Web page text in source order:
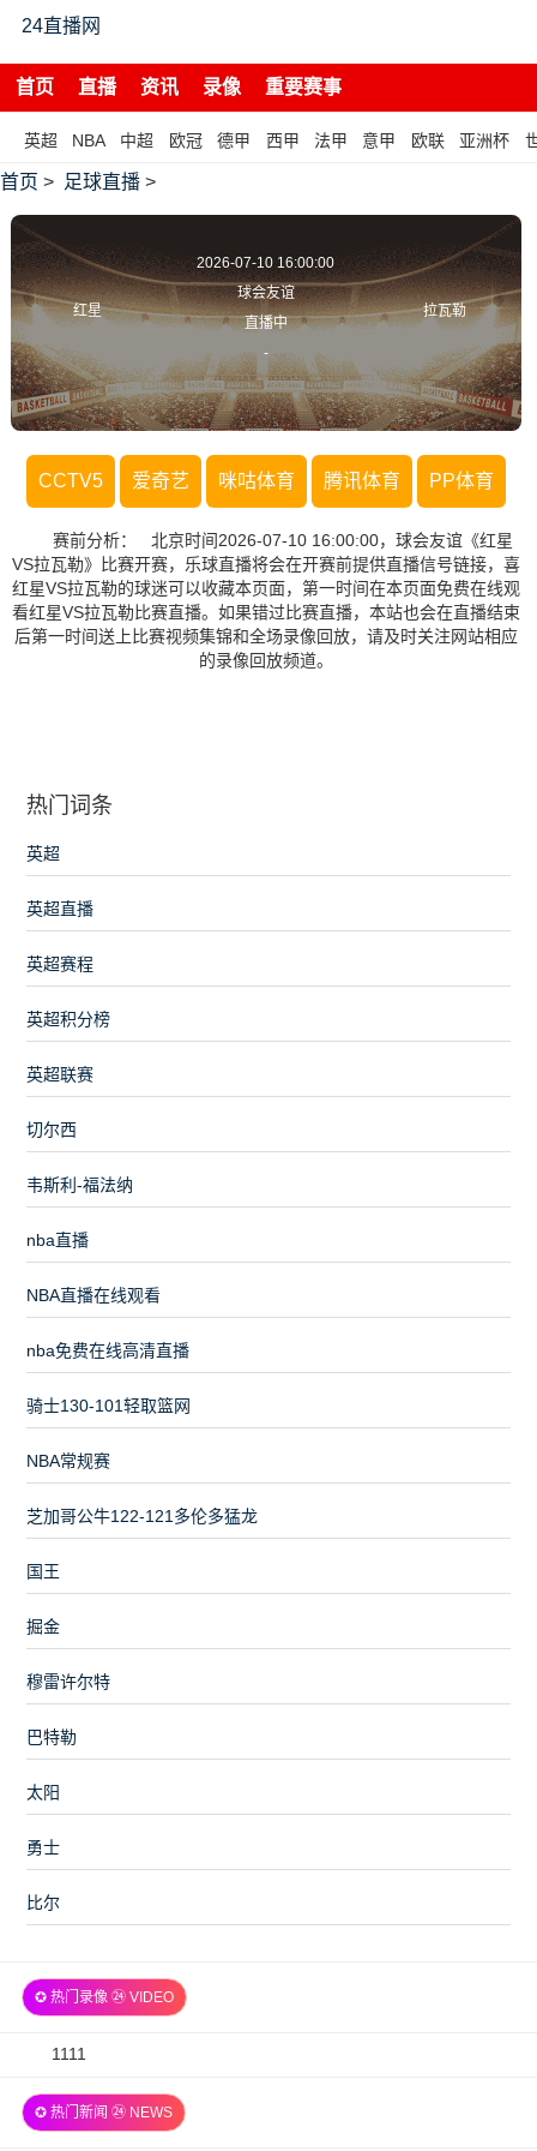
24直播网
首页 直播 资讯 录像 重要赛事
英超 NBA 中超 欧冠 德甲 西甲 法甲 意甲 欧联 亚洲杯
首页 > 足球直播 >
红星
2026-07-10 16:00:00
球会友谊
直播中
-
拉瓦勒
CCTV5 爱奇艺 咪咕体育 腾讯体育 PP体育
赛前分析： 北京时间2026-07-10 16:00:00，球会友谊《红星
VS拉瓦勒》比赛开赛，乐球直播将会在开赛前提供直播信号链接，喜
红星VS拉瓦勒的球迷可以收藏本页面，第一时间在本页面免费在线观
看红星VS拉瓦勒比赛直播。如果错过比赛直播，本站也会在直播结束
后第一时间送上比赛视频集锦和全场录像回放，请及时关注网站相应
的录像回放频道。
热门词条
英超
英超直播
英超赛程
英超积分榜
英超联赛
切尔西
韦斯利-福法纳
nba直播
NBA直播在线观看
nba免费在线高清直播
骑士130-101轻取篮网
NBA常规赛
芝加哥公牛122-121多伦多猛龙
国王
掘金
穆雷许尔特
巴特勒
太阳
勇士
比尔
✪ 热门录像 ㉔ VIDEO
2026-
06
1111
✪ 热门新闻 ㉔ NEWS